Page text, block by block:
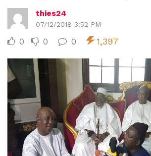
thies24
07/12/2018 3:52 PM
0 0 0 1,397